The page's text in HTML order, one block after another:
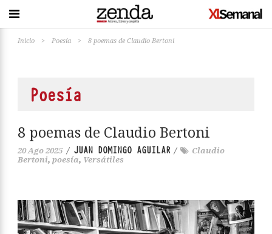
Inicio > Poesía > 8 poemas de Claudio Bertoni
Poesía
8 poemas de Claudio Bertoni
20 Ago 2025 / JUAN DOMINGO AGUILAR /
Claudio
Bertoni, poesía, Versátiles